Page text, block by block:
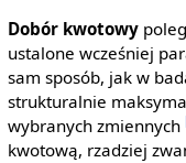
Dobór kwotowy
ustalone wcześniej
sam sposób, jak w
strukturalnie
wybranych zmiennych
kwotową, rzadziej